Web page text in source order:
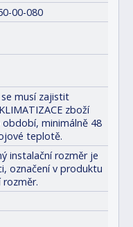
00-080
musí zajistit
zboží
minimálně 48
teplotě.
instalační rozměr je
označení v produktu
rozměr.